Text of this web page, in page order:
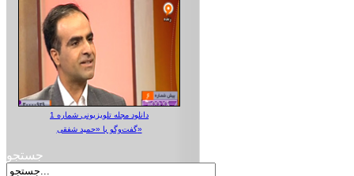
دانلود مجله تلویزیونی شماره 1
گفت‌وگو با «حمید شفقی»
جستجو